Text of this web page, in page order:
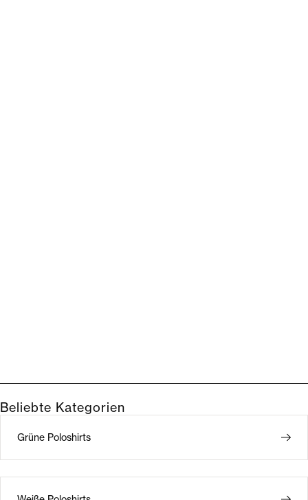
Beliebte Kategorien
Grüne Poloshirts